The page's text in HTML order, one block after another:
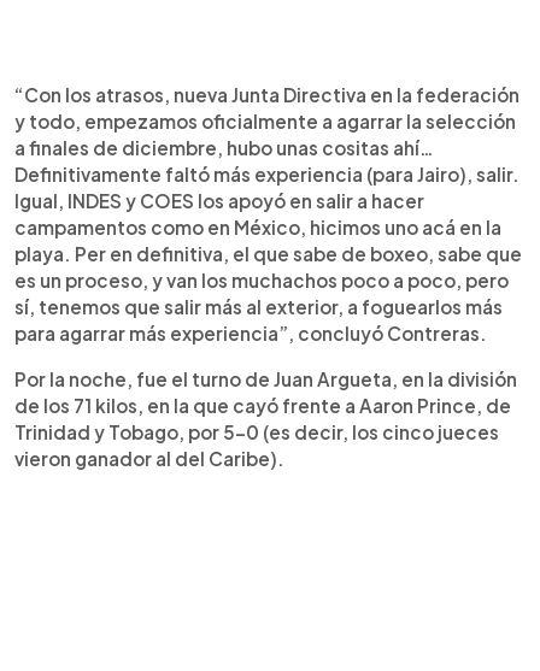
“Con los atrasos, nueva Junta Directiva en la federación
y todo, empezamos oficialmente a agarrar la selección
a finales de diciembre, hubo unas cositas ahí…
Definitivamente faltó más experiencia (para Jairo), salir.
Igual, INDES y COES los apoyó en salir a hacer
campamentos como en México, hicimos uno acá en la
playa. Per en definitiva, el que sabe de boxeo, sabe que
es un proceso, y van los muchachos poco a poco, pero
sí, tenemos que salir más al exterior, a foguearlos más
para agarrar más experiencia”, concluyó Contreras.
Por la noche, fue el turno de Juan Argueta, en la división
de los 71 kilos, en la que cayó frente a Aaron Prince, de
Trinidad y Tobago, por 5-0 (es decir, los cinco jueces
vieron ganador al del Caribe).